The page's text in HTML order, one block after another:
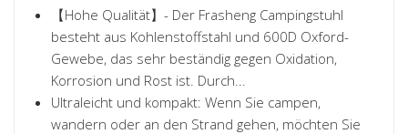
【Hohe Qualität】- Der Frasheng Campingstuhl
besteht aus Kohlenstoffstahl und 600D Oxford-
Gewebe, das sehr beständig gegen Oxidation,
Korrosion und Rost ist. Durch...
Ultraleicht und kompakt: Wenn Sie campen,
wandern oder an den Strand gehen, möchten Sie